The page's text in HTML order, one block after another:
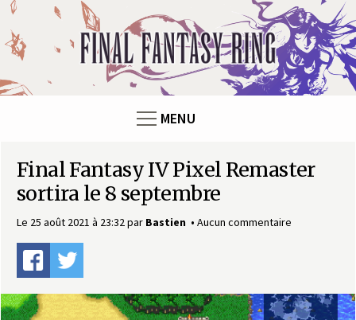
F
n
n
MENU
Final Fantasy IV Pixel Remaster
sortira le 8 septembre
Le 25 août 2021 à 23:32par Bastien Aucun commentaire
Panneau de gestion des cookies